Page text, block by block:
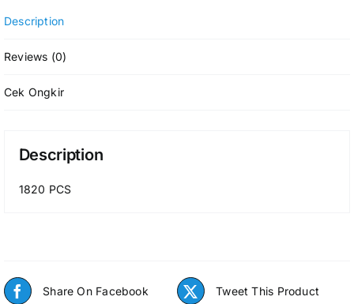
Description
Reviews (0)
Cek Ongkir
Description
1820 PCS
Share On Facebook Tweet This Product